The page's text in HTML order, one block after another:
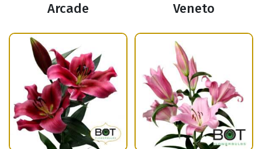
Arcade Veneto